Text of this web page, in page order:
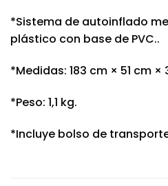
*Sistema de autoinflado
plástico con base de PVC..
*Medidas: 183 cm × 51 cm ×
*Peso: 1,1 kg.
*Incluye bolso de